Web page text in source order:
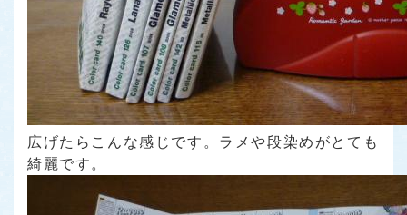
広げたらこんな感じです。ラメや段染めがとても
綺麗です。